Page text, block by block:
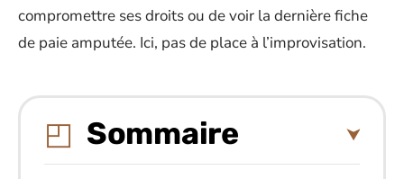
compromettre ses droits ou de voir la dernière fiche
de paie amputée. Ici, pas de place à l’improvisation.
Sommaire